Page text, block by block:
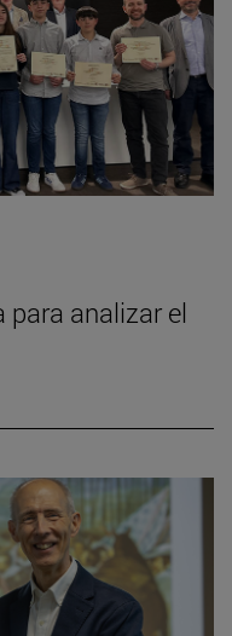
para analizar el